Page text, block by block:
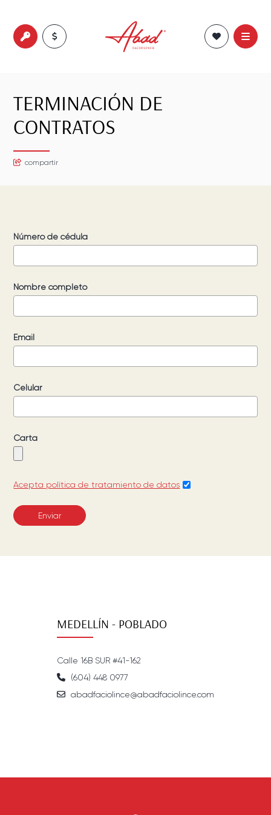
TERMINACIÓN DE
CONTRATOS
compartir
Número de cédula
Nombre completo
Email
Celular
Carta
Acepta política de tratamiento de datos
MEDELLÍN - POBLADO
Calle 16B SUR #41-162
(604) 448 0977
abadfaciolince@abadfaciolince.com